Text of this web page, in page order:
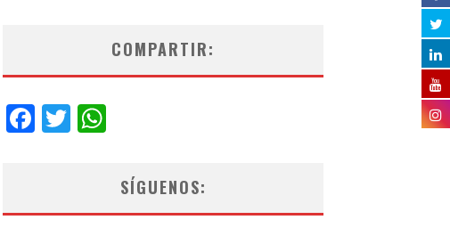
COMPARTIR:
Facebook
Twitter
SÍGUENOS: